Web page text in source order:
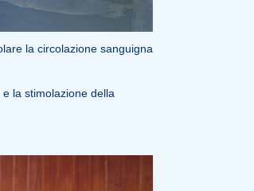
la circolazione sanguigna
la stimolazione della